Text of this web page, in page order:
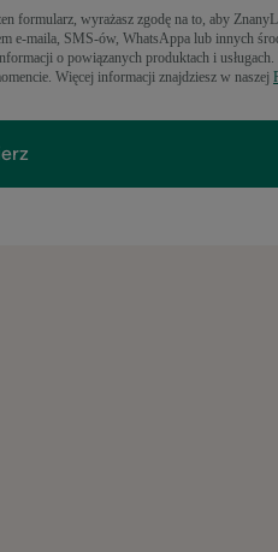
formularz, wyrażasz zgodę na to, aby
e-maila, SMS-ów, WhatsAppa lub innych
o powiązanych produktach i
Więcej informacji znajdziesz w naszej